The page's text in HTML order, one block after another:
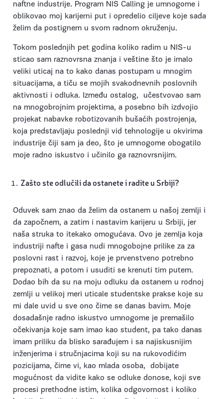
naftne industrije. Program NIS Calling je umnogome i
oblikovao moj karijerni put i opredelio ciljeve koje sada
želim da postignem u svom radnom okruženju.
Tokom poslednjih pet godina koliko radim u NIS-u
sticao sam raznovrsna znanja i veštine što je imalo
veliki uticaj na to kako danas postupam u mnogim
situacijama, a tiču se mojih svakodnevnih poslovnih
aktivnosti i odluka. Između ostalog, učestvovao sam
na mnogobrojnim projektima, a posebno bih izdvojio
projekat nabavke robotizovanih bušaćih postrojenja,
koja predstavljaju poslednji vid tehnologije u okvirima
industrije čiji sam ja deo, što je umnogome obogatilo
moje radno iskustvo i učinilo ga raznovrsnijim.
Zašto ste odlučili da ostanete i radite u Srbiji?
Oduvek sam znao da želim da ostanem u našoj zemlji i
da započnem, a zatim i nastavim karijeru u Srbiji, jer
naša struka to itekako omogućava. Ovo je zemlja koja
industriji nafte i gasa nudi mnogobojne prilike za za
poslovni rast i razvoj, koje je prvenstveno potrebno
prepoznati, a potom i usuditi se krenuti tim putem.
Dodao bih da su na moju odluku da ostanem u rodnoj
zemlji u velikoj meri uticale studentske prakse koje su
mi dale uvid u sve ono čime se danas bavim. Moje
dosadašnje radno iskustvo umnogome je premašilo
očekivanja koje sam imao kao student, pa tako danas
imam priliku da blisko sarađujem i sa najiskusnijim
inženjerima i stručnjacima koji su na rukovodićim
pozicijama, čime vi, kao mlada osoba, dobijate
mogućnost da vidite kako se odluke donose, koji sve
procesi prethodne istim, kolika odgovornost i koliko